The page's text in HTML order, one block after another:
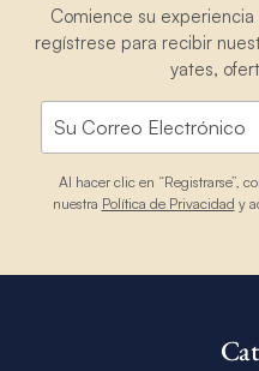
Comience su
regístrese para recibir
yates,
Al hacer clic en “Registrarse”,
nuestra Política de Privacidad y